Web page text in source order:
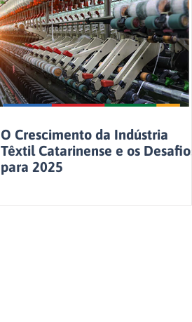
O Crescimento da Indústria
Têxtil Catarinense e os Desafios
para 2025